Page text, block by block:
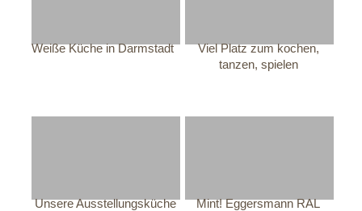
Weiße Küche in Darmstadt
Viel Platz zum kochen,
tanzen, spielen
Unsere Ausstellungsküche
Mint! Eggersmann RAL